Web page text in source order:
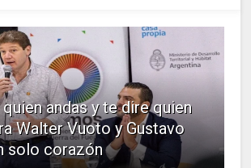
andas y te dire quien
Walter Vuoto y Gustavo
solo corazón